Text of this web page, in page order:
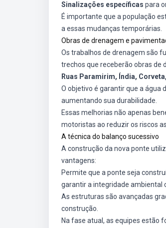
Sinalizações específicas para
É importante que a população
a essas mudanças temporárias.
Obras de drenagem e
Os trabalhos de drenagem são
trechos que receberão obras de
Ruas Paramirim, Índia,
O objetivo é garantir que a água
aumentando sua durabilidade.
Essas melhorias não apenas
motoristas ao reduzir os riscos
A técnica do balanço sucessivo
A construção da nova ponte
vantagens:
Permite que a ponte seja
garantir a integridade ambiental
As estruturas são avançadas
construção.
Na fase atual, as equipes estão